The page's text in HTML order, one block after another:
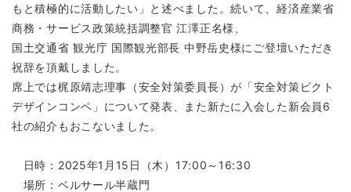
もと積極的に活動したい」と述べました。続いて、経済産業省
商務・サービス政策統括調整官 江澤正名様、
国土交通省 観光庁 国際観光部長 中野岳史様にご登壇いただき
祝辞を頂戴しました。
席上では梶原靖志理事（安全対策委員長）が「安全対策ピクト
デザインコンペ」について発表、また新たに入会した新会員6
社の紹介もおこないました。
日時：2025年1月15日（木）17:00～16:30
場所：ベルサール半蔵門